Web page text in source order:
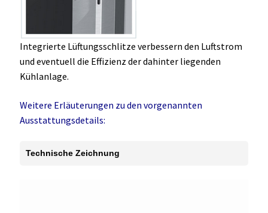
Integrierte Lüftungsschlitze verbessern den Luftstrom
und eventuell die Effizienz der dahinter liegenden
Kühlanlage.
Weitere Erläuterungen zu den vorgenannten
Ausstattungsdetails:
Technische Zeichnung